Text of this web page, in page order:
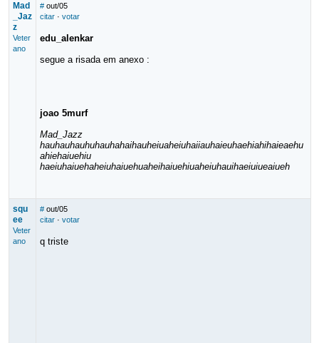
Mad
_Jaz
z
Veter
ano
# out/05
citar· votar
edu_alenkar
segue a risada em anexo :
joao 5murf
Mad_Jazz
hauhauhauhuhauhahaihauheiuaheiuhaiiauhaieuhaehiahihaieaehu
ahiehaiuehiu
haeiuhaiuehaheiuhaiuehuaheihaiuehiuaheiuhauihaeiuiueaiueh
squ
ee
Veter
ano
# out/05
citar· votar
q triste